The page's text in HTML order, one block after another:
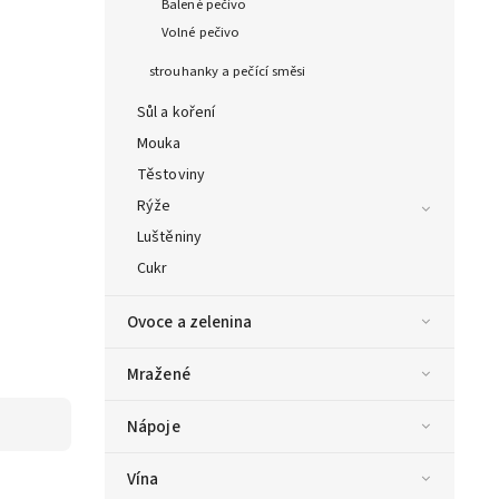
Balené pečivo
Volné pečivo
strouhanky a pečící směsi
Sůl a koření
Mouka
Těstoviny
Rýže
Luštěniny
Cukr
Ovoce a zelenina
Mražené
Nápoje
Vína